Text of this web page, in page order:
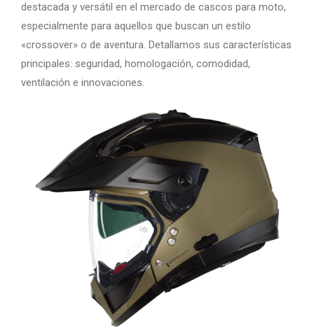
destacada y versátil en el mercado de cascos para moto,
especialmente para aquellos que buscan un estilo
«crossover» o de aventura. Detallamos sus características
principales: seguridad, homologación, comodidad,
ventilación e innovaciones.